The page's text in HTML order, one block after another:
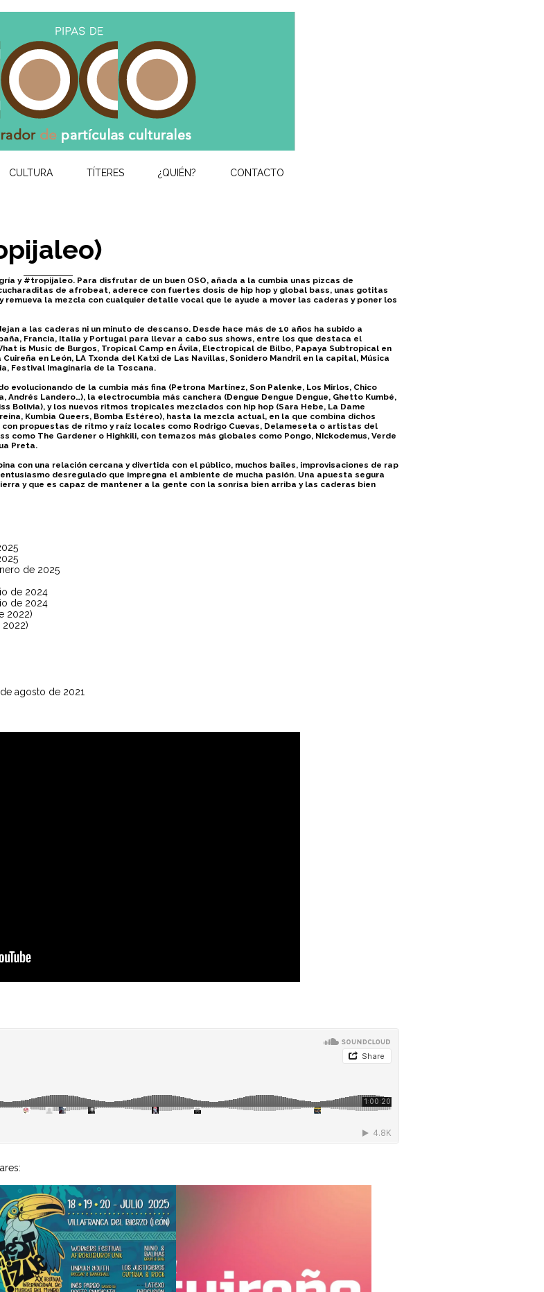
CULTURA TÍTERES ¿QUIÉN? CONTACTO
y #tropijaleo. Para disfrutar de un buen OSO, añada a la cumbia unas pizcas de
de afrobeat, aderece con fuertes dosis de hip hop y global bass, unas gotitas
remueva la mezcla con cualquier detalle vocal que le ayude a mover las caderas y poner los
a las caderas ni un minuto de descanso. Desde hace más de 10 años ha subido a
Francia, Italia y Portugal para llevar a cabo sus shows, entre los que destaca el
is Music de Burgos, Tropical Camp en Ávila, Electropical de Bilbo, Papaya Subtropical en
en León, LA Txonda del Katxi de Las Navillas, Sonidero Mandril en la capital, Música
Festival Imaginaria de la Toscana.
evolucionando de la cumbia más fina (Petrona Martínez, Son Palenke, Los Mirlos, Chico
Andrés Landero…), la electrocumbia más canchera (Dengue Dengue Dengue, Ghetto Kumbé,
Bolivia), y los nuevos ritmos tropicales mezclados con hip hop (Sara Hebe, La Dame
Kumbia Queers, Bomba Estéreo), hasta la mezcla actual, en la que combina dichos
propuestas de ritmo y raíz locales como Rodrigo Cuevas, Delameseta o artistas del
como The Gardener o Highkili, con temazos más globales como Pongo, NIckodemus, Verde
Preta.
con una relación cercana y divertida con el público, muchos bailes, improvisaciones de rap
desregulado que impregna el ambiente de mucha pasión. Una apuesta segura
y que es capaz de mantener a la gente con la sonrisa bien arriba y las caderas bien
de 2025
de 2024
de 2024
2022)
2022)
agosto de 2021